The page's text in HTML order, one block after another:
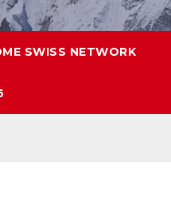
SWISS NETWORK